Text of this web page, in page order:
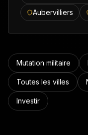
Aubervilliers
Mutation militaire
Toutes les villes
Investir